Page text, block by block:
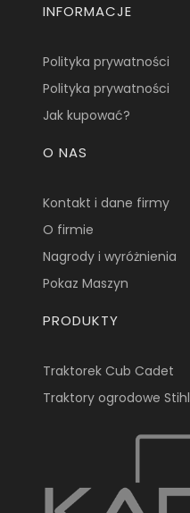
INFORMACJE
Polityka prywatności
Polityka prywatności
Jak kupować?
O NAS
Kontakt i dane firmy
O firmie
Nagrody i wyróżnienia
Pokaz Maszyn
PRODUKTY
Traktorek Cub Cadet
Traktory ogrodowe Stihl